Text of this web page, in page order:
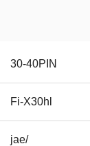
30-40PIN
Fi-X30hl
jae/